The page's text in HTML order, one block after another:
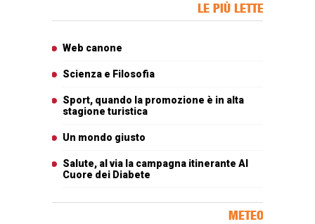
LE PIÙ LETTE
Web canone
Scienza e Filosofia
Sport, quando la promozione è in alta
stagione turistica
Un mondo giusto
Salute, al via la campagna itinerante Al
Cuore dei Diabete
METEO